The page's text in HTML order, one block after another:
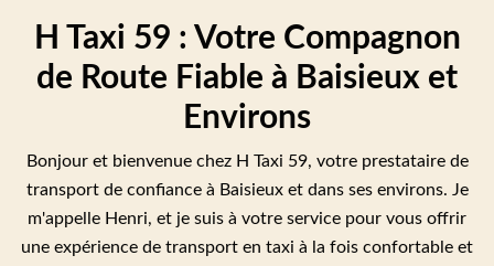
H Taxi 59 : Votre Compagnon
de Route Fiable à Baisieux et
Environs
Bonjour et bienvenue chez H Taxi 59, votre prestataire de
transport de confiance à Baisieux et dans ses environs. Je
m'appelle Henri, et je suis à votre service pour vous offrir
une expérience de transport en taxi à la fois confortable et